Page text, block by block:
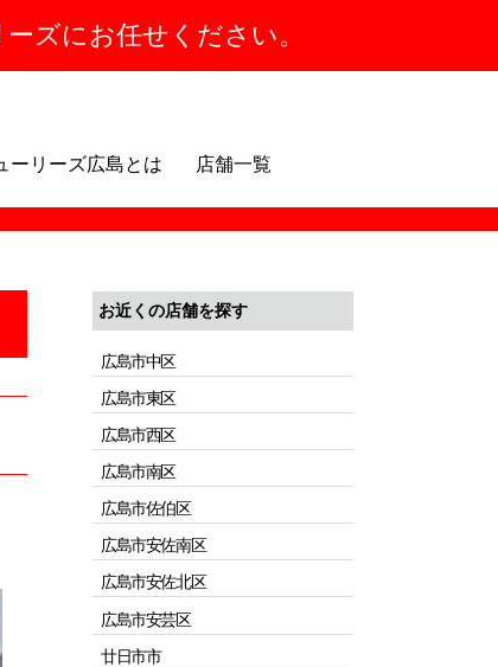
ズにお任せください。
ーリーズ広島とは 店舗一覧
お近くの店舗を探す
広島市中区
広島市東区
広島市西区
広島市南区
広島市佐伯区
広島市安佐南区
広島市安佐北区
広島市安芸区
廿日市市